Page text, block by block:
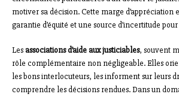
motiver sa décision. Cette marge d’appréciation
garantie d’équité et une source d’incertitude
Lesassociations d’aide aux justiciables, souvent
rôle complémentaire non négligeable. Elles
les bons interlocuteurs, les informent sur leurs
comprendre les décisions rendues. Dans un